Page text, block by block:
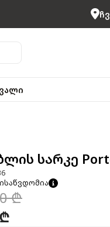
სარკე
₾